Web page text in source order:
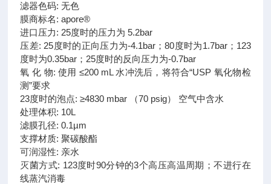
滤器色码: 无色
膜商标名: apore®
进口压力: 25度时的压力为 5.2bar
压差: 25度时的正向压力为-4.1bar；80度时为1.7bar；123
度时为0.35bar；25度时的反向压力为-0.7bar
氧 化 物: 使用 ≤200 mL 水冲洗后，将符合“USP 氧化物检
测”要求
23度时的泡点: ≥4830 mbar （70 psig） 空气中含水
处理体积: 10L
滤膜孔径: 0.1µm
支撑材质: 聚碳酸酯
可润湿性: 亲水
灭菌方式: 123度时90分钟的3个高压高温周期；不进行在
线蒸汽消毒